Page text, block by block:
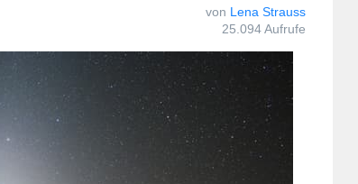
von Lena Strauss
25.094 Aufrufe